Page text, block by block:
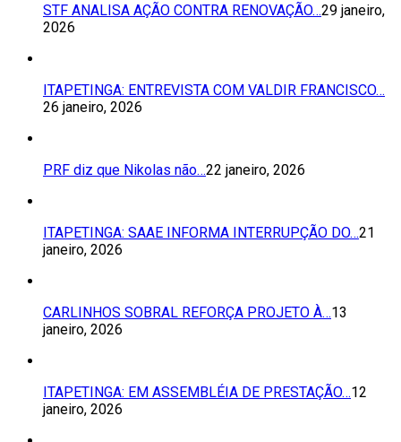
STF ANALISA AÇÃO CONTRA RENOVAÇÃO…29 janeiro,
2026
ITAPETINGA: ENTREVISTA COM VALDIR FRANCISCO…
26 janeiro, 2026
PRF diz que Nikolas não…22 janeiro, 2026
ITAPETINGA: SAAE INFORMA INTERRUPÇÃO DO…21
janeiro, 2026
CARLINHOS SOBRAL REFORÇA PROJETO À…13
janeiro, 2026
ITAPETINGA: EM ASSEMBLÉIA DE PRESTAÇÃO…12
janeiro, 2026